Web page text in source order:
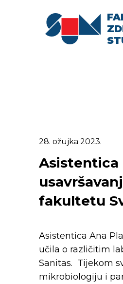
28. ožujka 2023.
Asistentica
fakultetu
Asistentica Ana
učila o različitim
Sanitas. Tijekom
mikrobiologiju i